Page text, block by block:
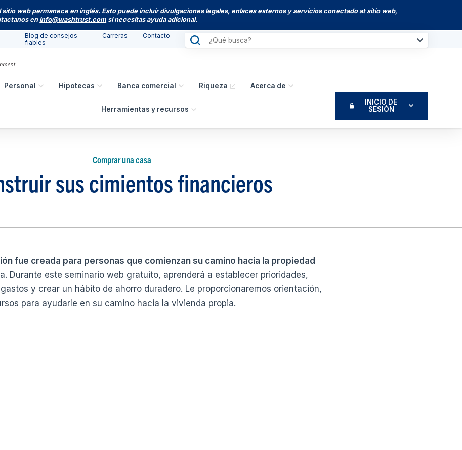
web permanece en inglés. Esto puede incluir divulgaciones legales, enlaces externos y servicios conectado at sitio web,
en info@washtrust.com si necesitas ayuda adicional.
Blog de consejos
fiables
Carreras Contacto
Personal Hipotecas Banca comercial Riqueza Acerca de
Herramientas y recursos
INICIO DE
SESIÓN
Comprar una casa
sus cimientos financieros
fue creada para personas que comienzan su camino hacia la propiedad
Durante este seminario web gratuito, aprenderá a establecer prioridades,
y crear un hábito de ahorro duradero. Le proporcionaremos orientación,
para ayudarle en su camino hacia la vivienda propia.